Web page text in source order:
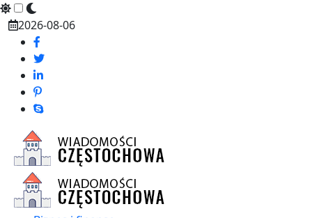
Skip
content
2026-08-06